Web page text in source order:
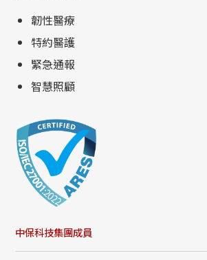
韌性醫療
特約醫護
緊急通報
智慧照顧
中保科技集團成員